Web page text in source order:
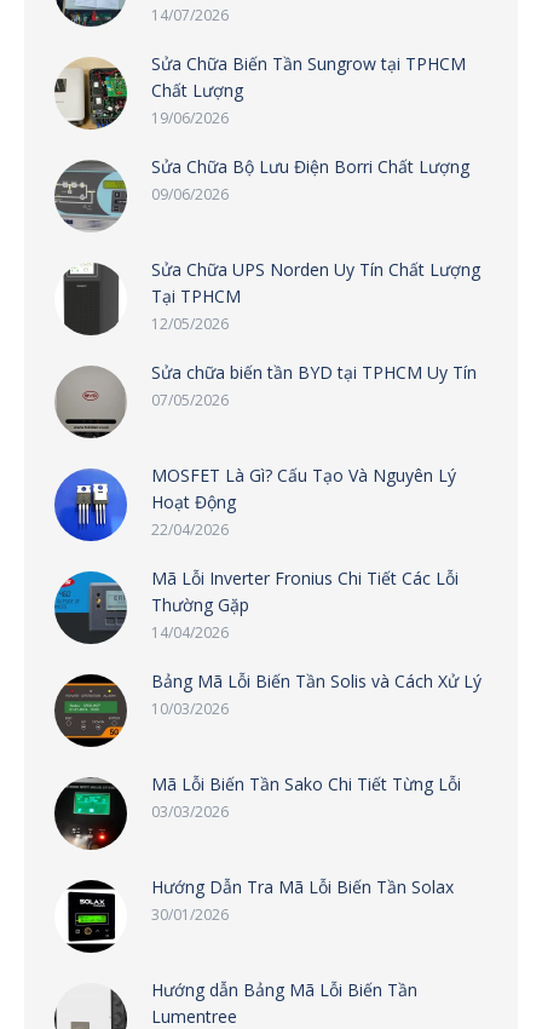
14/07/2026
Sửa Chữa Biến Tần Sungrow tại TPHCM
Chất Lượng
19/06/2026
Sửa Chữa Bộ Lưu Điện Borri Chất Lượng
09/06/2026
Sửa Chữa UPS Norden Uy Tín Chất Lượng
Tại TPHCM
12/05/2026
Sửa chữa biến tần BYD tại TPHCM Uy Tín
07/05/2026
MOSFET Là Gì? Cấu Tạo Và Nguyên Lý
Hoạt Động
22/04/2026
Mã Lỗi Inverter Fronius Chi Tiết Các Lỗi
Thường Gặp
14/04/2026
Bảng Mã Lỗi Biến Tần Solis và Cách Xử Lý
10/03/2026
Mã Lỗi Biến Tần Sako Chi Tiết Từng Lỗi
03/03/2026
Hướng Dẫn Tra Mã Lỗi Biến Tần Solax
30/01/2026
Hướng dẫn Bảng Mã Lỗi Biến Tần
Lumentree